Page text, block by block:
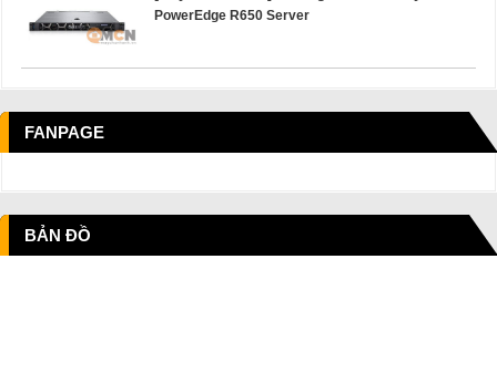
PowerEdge R650 Server
FANPAGE
BẢN ĐỒ